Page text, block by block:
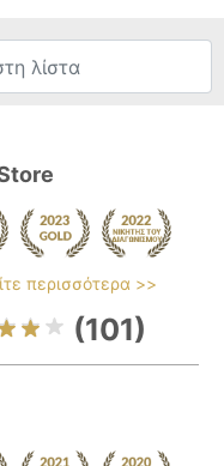
περισσότερα >>
(101)